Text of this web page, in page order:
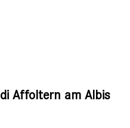
Affoltern am Albis